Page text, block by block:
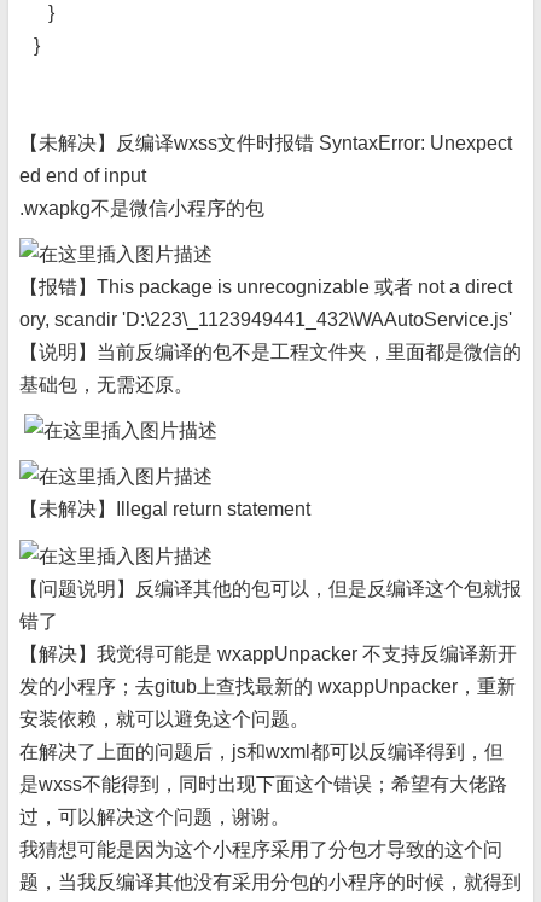
}
}
【未解决】反编译wxss文件时报错 SyntaxError: Unexpect
ed end of input
.wxapkg不是微信小程序的包
【报错】This package is unrecognizable 或者 not a direct
ory, scandir 'D:\223\_1123949441_432\WAAutoService.js'
【说明】当前反编译的包不是工程文件夹，里面都是微信的
基础包，无需还原。
【未解决】Illegal return statement
【问题说明】反编译其他的包可以，但是反编译这个包就报
错了
【解决】我觉得可能是 wxappUnpacker 不支持反编译新开
发的小程序；去gitub上查找最新的 wxappUnpacker，重新
安装依赖，就可以避免这个问题。
在解决了上面的问题后，js和wxml都可以反编译得到，但
是wxss不能得到，同时出现下面这个错误；希望有大佬路
过，可以解决这个问题，谢谢。
我猜想可能是因为这个小程序采用了分包才导致的这个问
题，当我反编译其他没有采用分包的小程序的时候，就得到